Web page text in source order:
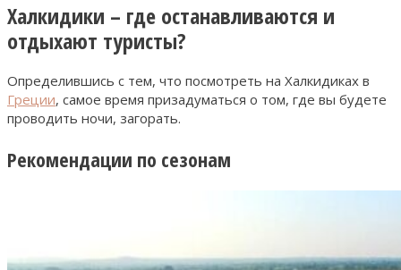
Халкидики – где останавливаются и
отдыхают туристы?
Определившись с тем, что посмотреть на Халкидиках в
Греции, самое время призадуматься о том, где вы будете
проводить ночи, загорать.
Рекомендации по сезонам